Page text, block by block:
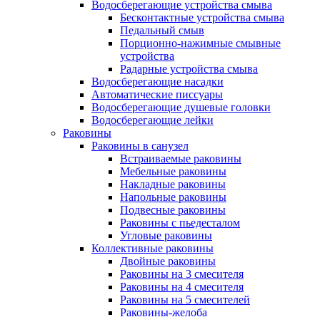
Водосберегающие устройства смыва
Бесконтактные устройства смыва
Педальный смыв
Порционно-нажимные смывные
устройства
Радарные устройства смыва
Водосберегающие насадки
Автоматические писсуары
Водосберегающие душевые головки
Водосберегающие лейки
Раковины
Раковины в санузел
Встраиваемые раковины
Мебельные раковины
Накладные раковины
Напольные раковины
Подвесные раковины
Раковины с пьедесталом
Угловые раковины
Коллективные раковины
Двойные раковины
Раковины на 3 смесителя
Раковины на 4 смесителя
Раковины на 5 смесителей
Раковины-желоба